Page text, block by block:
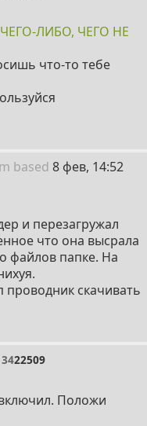
ЛИБО, ЧЕГО НЕ
что-то тебе
based 68
8 фев, 14:52
и перезагружал
что она высрала
файлов папке. На
проводник скачивать
3422509
Положи